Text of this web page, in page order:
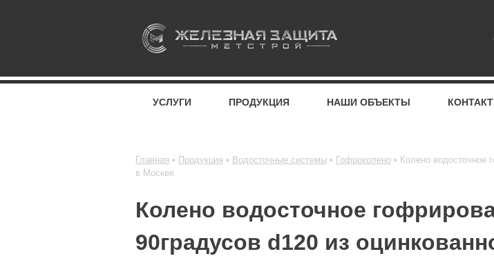
УСЛУГИ ПРОДУКЦИЯ НАШИ ОБЪЕКТЫ
Главная Продукция Водосточные системы Гофроколено
Колено водосточное
в Москве
Колено водосточное
90градусов d120 из